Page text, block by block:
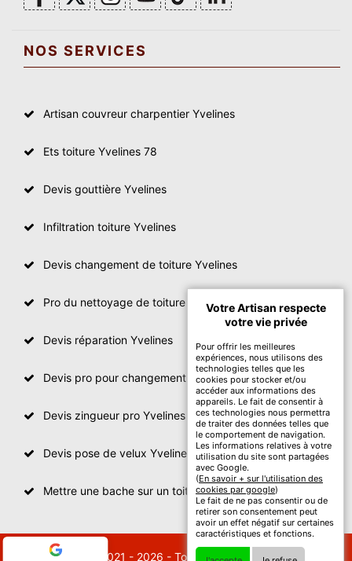
NOS SERVICES
Artisan couvreur charpentier Yvelines
Ets toiture Yvelines 78
Devis gouttière Yvelines
Infiltration toiture Yvelines
Devis changement de toiture Yvelines
Pro du nettoyage de toiture
Devis réparation Yvelines
Devis pro pour changement de toiture Yvelines
Devis zingueur pro Yvelines
Devis pose de velux Yvelines
Mettre une bache sur un toit Yvelines
© 2021 - 2026 - Tout droit réservé
Votre Artisan respecte
votre vie privée
Pour offrir les meilleures
expériences, nous utilisons des
technologies telles que les
cookies pour stocker et/ou
accéder aux informations des
appareils. Le fait de consentir à
ces technologies nous permettra
de traiter des données telles que
le comportement de navigation.
Les informations relatives à votre
utilisation du site sont partagées
avec Google.
(En savoir + sur l'utilisation des
cookies par google)
Le fait de ne pas consentir ou de
retirer son consentement peut
avoir un effet négatif sur certaines
caractéristiques et fonctions.